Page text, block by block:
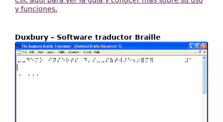
y funciones.
Duxbury – Software traductor Braille